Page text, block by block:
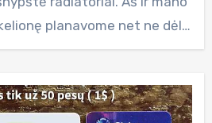
planavome net ne dėl…